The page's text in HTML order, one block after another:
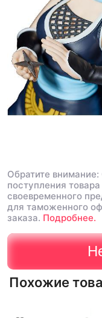
Обратите
поступления
своевременного
для таможенного
заказа. Подробнее.
Похожие